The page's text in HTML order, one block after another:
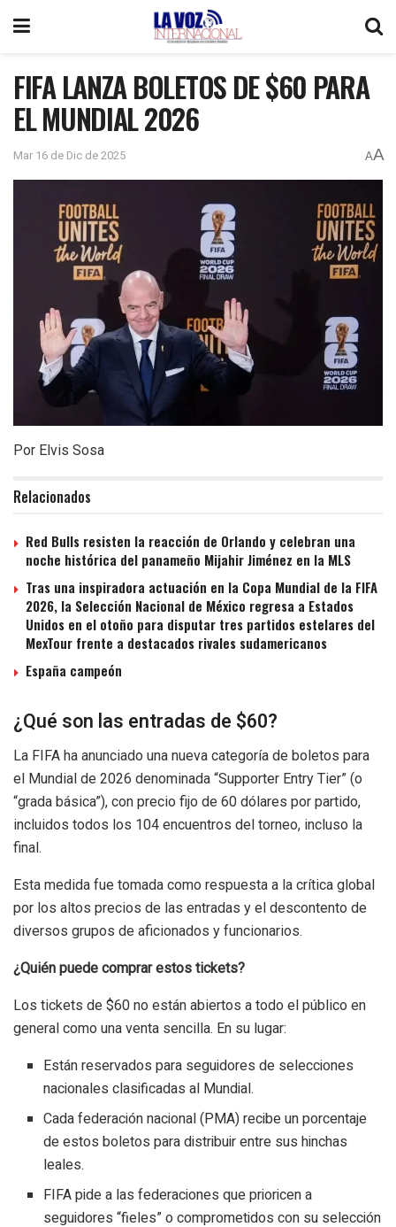
FIFA LANZA BOLETOS DE $60 PARA
EL MUNDIAL 2026
Mar 16 de Dic de 2025 AA
Por Elvis Sosa
Relacionados
Red Bulls resisten la reacción de Orlando y celebran una
noche histórica del panameño Mijahir Jiménez en la MLS
Tras una inspiradora actuación en la Copa Mundial de la FIFA
2026, la Selección Nacional de México regresa a Estados
Unidos en el otoño para disputar tres partidos estelares del
MexTour frente a destacados rivales sudamericanos
España campeón
¿Qué son las entradas de $60?
La FIFA ha anunciado una nueva categoría de boletos para
el Mundial de 2026 denominada “Supporter Entry Tier” (o
“grada básica”), con precio fijo de 60 dólares por partido,
incluidos todos los 104 encuentros del torneo, incluso la
final.
Esta medida fue tomada como respuesta a la crítica global
por los altos precios de las entradas y el descontento de
diversos grupos de aficionados y funcionarios.
¿Quién puede comprar estos tickets?
Los tickets de $60 no están abiertos a todo el público en
general como una venta sencilla. En su lugar:
Están reservados para seguidores de selecciones
nacionales clasificadas al Mundial.
Cada federación nacional (PMA) recibe un porcentaje
de estos boletos para distribuir entre sus hinchas
leales.
FIFA pide a las federaciones que prioricen a
seguidores “fieles” o comprometidos con su selección